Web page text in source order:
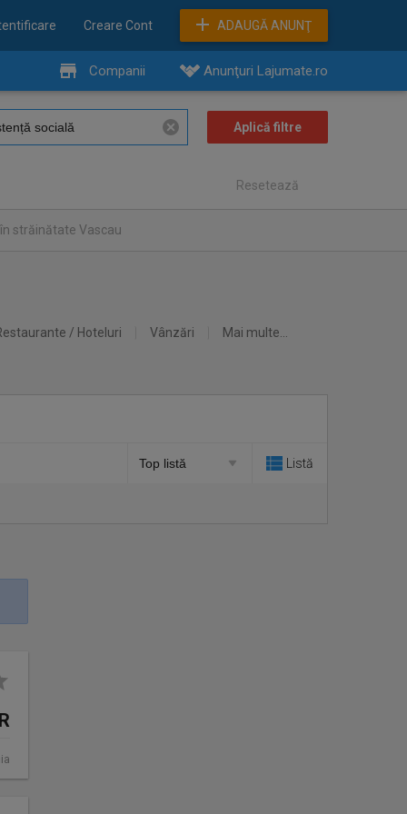
Creare Cont ADAUGĂ ANUNŢ
Companii Anunţuri Lajumate.ro
Resetează
străinătate Vascau
/ Hoteluri Vânzări Mai multe...
Listă